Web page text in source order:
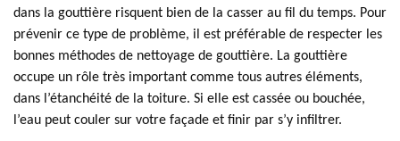
dans la gouttière risquent bien de la casser au fil du temps. Pour
prévenir ce type de problème, il est préférable de respecter les
bonnes méthodes de nettoyage de gouttière. La gouttière
occupe un rôle très important comme tous autres éléments,
dans l’étanchéité de la toiture. Si elle est cassée ou bouchée,
l’eau peut couler sur votre façade et finir par s’y infiltrer.